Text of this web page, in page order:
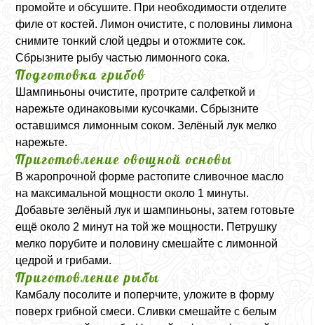
промойте и обсушите. При необходимости отделите
филе от костей. Лимон очистите, с половины лимона
снимите тонкий слой цедры и отожмите сок.
Сбрызните рыбу частью лимонного сока.
Подготовка грибов
Шампиньоны очистите, протрите салфеткой и
нарежьте одинаковыми кусочками. Сбрызните
оставшимся лимонным соком. Зелёный лук мелко
нарежьте.
Приготовление овощной основы
В жаропрочной форме растопите сливочное масло
на максимальной мощности около 1 минуты.
Добавьте зелёный лук и шампиньоны, затем готовьте
ещё около 2 минут на той же мощности. Петрушку
мелко порубите и половину смешайте с лимонной
цедрой и грибами.
Приготовление рыбы
Камбалу посолите и поперчите, уложите в форму
поверх грибной смеси. Сливки смешайте с белым